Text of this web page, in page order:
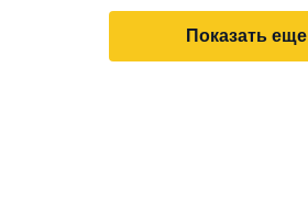
Показать еще